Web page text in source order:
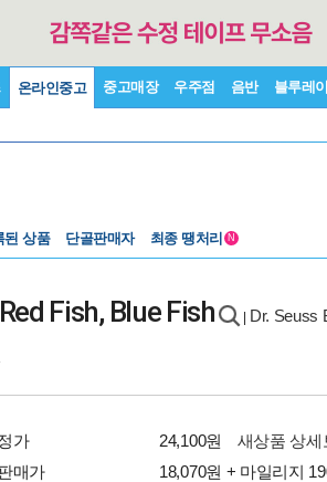
온라인중고 중고매장 우주점 음반 블루레이
된 상품 단골판매자 최종 땡처리 N
Fish, Blue Fish Dr. Seuss
가 24,100원
새상품 상세
매가
18,070원 + 마일리지